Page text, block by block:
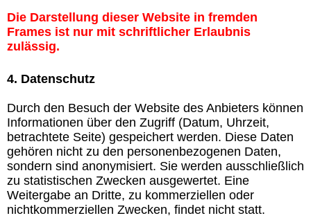
Die Darstellung dieser Website in fremden
Frames ist nur mit schriftlicher Erlaubnis
zulässig.
4. Datenschutz
Durch den Besuch der Website des Anbieters können
Informationen über den Zugriff (Datum, Uhrzeit,
betrachtete Seite) gespeichert werden. Diese Daten
gehören nicht zu den personenbezogenen Daten,
sondern sind anonymisiert. Sie werden ausschließlich
zu statistischen Zwecken ausgewertet. Eine
Weitergabe an Dritte, zu kommerziellen oder
nichtkommerziellen Zwecken, findet nicht statt.